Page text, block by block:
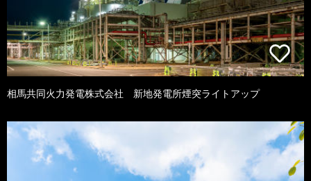
相馬共同火力発電株式会社 新地発電所煙突ライトアップ